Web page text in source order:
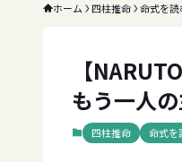
ホーム 四柱推命 命式を読
【
もう一人
四柱推命 命式を